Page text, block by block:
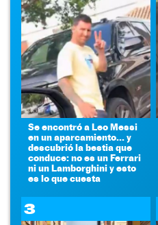
Se encontró a Leo Messi
en un aparcamiento... y
descubrió la bestia que
conduce: no es un Ferrari
ni un Lamborghini y esto
es lo que cuesta
3